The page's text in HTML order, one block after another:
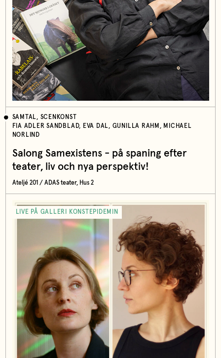
SAMTAL, SCENKONST
FIA ADLER SANDBLAD, EVA DAL, GUNILLA RAHM, MICHAEL
NORLIND
Salong Samexistens - på spaning efter
teater, liv och nya perspektiv!
Ateljé 201 / ADAS teater, Hus 2
LIVE PÅ GALLERI KONSTEPIDEMIN